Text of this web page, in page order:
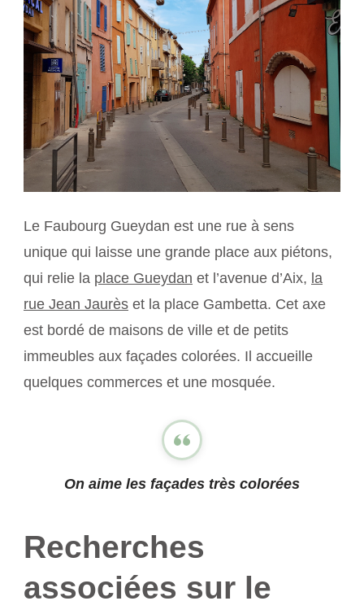
Le Faubourg Gueydan est une rue à sens
unique qui laisse une grande place aux piétons,
qui relie la place Gueydan et l’avenue d’Aix, la
rue Jean Jaurès et la place Gambetta. Cet axe
est bordé de maisons de ville et de petits
immeubles aux façades colorées. Il accueille
quelques commerces et une mosquée.
On aime les façades très colorées
Recherches
associées sur le